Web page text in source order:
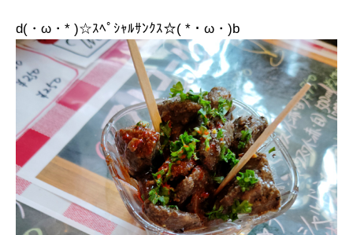
d(・ω・* )☆ｽﾍﾟｼｬﾙｻﾝｸｽ☆( *・ω・)b